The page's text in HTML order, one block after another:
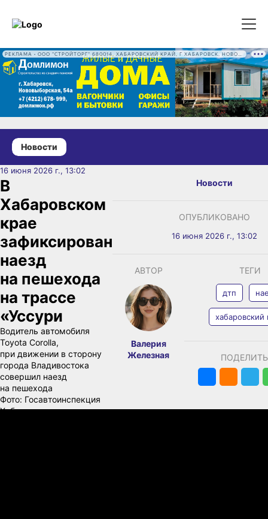
Новости
16 июня 2026 г., 13:02
В
Хабаровском
крае
зафиксирован
наезд
на пешехода
на трассе
«Уссури
Водитель автомобиля
Toyota Corolla,
при движении в сторону
города Владивостока
совершил наезд
на пешехода
Фото: Госавтоинспекция
Хабаровского края
Новости
ОПУБЛИКОВАНО
16 июня 2026 г., 13:02
АВТОР
Валерия
Железная
ТЕГИ
дтп
хабаровский